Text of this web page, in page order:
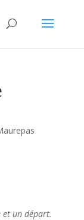
et un départ.